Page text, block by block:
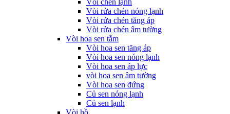
Vòi chén lạnh
Vòi rửa chén nóng lạnh
Vòi rửa chén tăng áp
Vòi rửa chén âm tường
Vòi hoa sen tắm
Vòi hoa sen tăng áp
Vòi hoa sen nóng lạnh
Vòi hoa sen áp lực
vòi hoa sen âm tường
Vòi hoa sen đứng
Củ sen nóng lạnh
Củ sen lạnh
Vòi hồ